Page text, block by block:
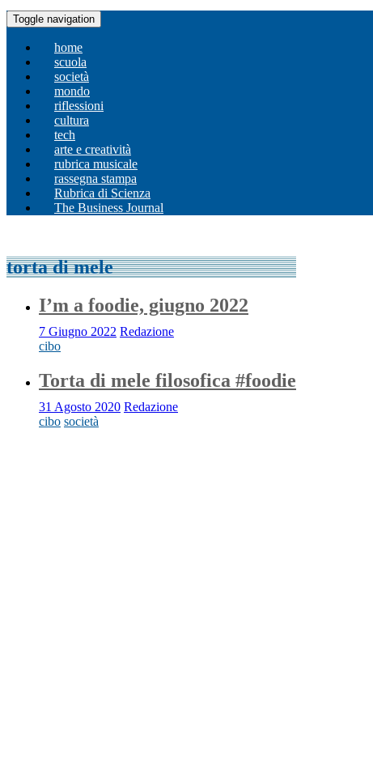
Toggle navigation
home
scuola
società
mondo
riflessioni
cultura
tech
arte e creatività
rubrica musicale
rassegna stampa
Rubrica di Scienza
The Business Journal
torta di mele
I’m a foodie, giugno 2022
7 Giugno 2022 Redazione
cibo
Torta di mele filosofica #foodie
31 Agosto 2020 Redazione
cibo società